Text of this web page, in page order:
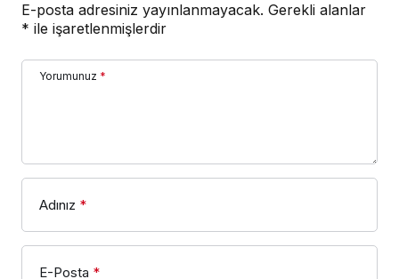
E-posta adresiniz yayınlanmayacak. Gerekli alanlar
* ile işaretlenmişlerdir
Yorumunuz *
Adınız *
E-Posta *